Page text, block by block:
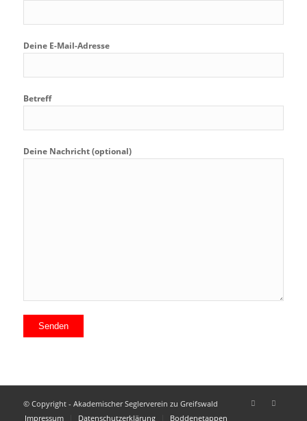
Deine E-Mail-Adresse
Betreff
Deine Nachricht (optional)
© Copyright - Akademischer Seglerverein zu Greifswald
Impressum
Datenschutzerklärung Boddenetappen